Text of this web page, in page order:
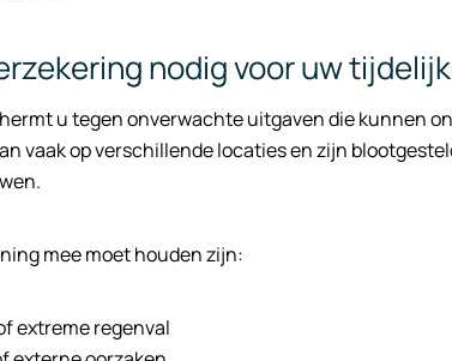
nodig voor uw
u tegen onverwachte uitgaven die kunnen
vaak op verschillende locaties en zijn
mee moet houden zijn:
extreme regenval